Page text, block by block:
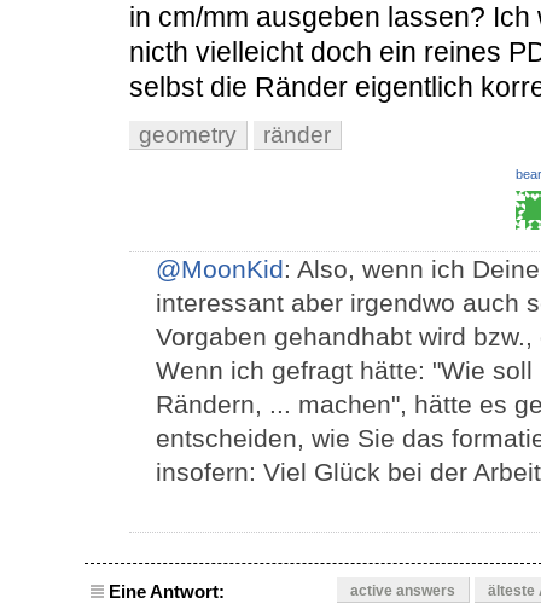
in cm/mm ausgeben lassen?
nicth vielleicht doch ein reines
selbst die Ränder eigentlich
geometry ränder
@MoonKid: Also, wenn ich
interessant aber irgendwo auch
Vorgaben gehandhabt wird
Wenn ich gefragt hätte: "Wie
Rändern, ... machen", hätte es
entscheiden, wie Sie das
insofern: Viel Glück bei der
Eine Antwort: active answers älteste